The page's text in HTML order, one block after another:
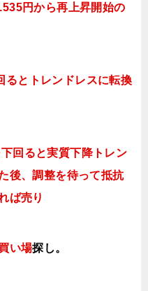
円から再上昇開始の
るとトレンドレスに転換
回ると実質下降トレン
後、調整を待って抵抗
ば売り
い場探し。